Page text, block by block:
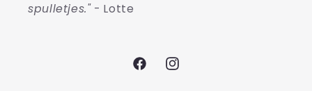
spulletjes."- Lotte
FacebookInstagram